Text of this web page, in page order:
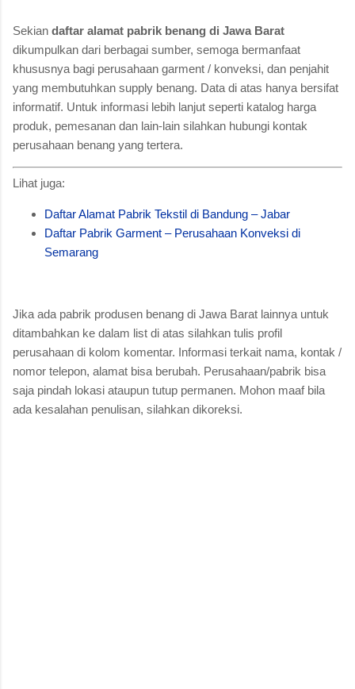
Sekian daftar alamat pabrik benang di Jawa Barat
dikumpulkan dari berbagai sumber, semoga bermanfaat
khususnya bagi perusahaan garment / konveksi, dan penjahit
yang membutuhkan supply benang. Data di atas hanya bersifat
informatif. Untuk informasi lebih lanjut seperti katalog harga
produk, pemesanan dan lain-lain silahkan hubungi kontak
perusahaan benang yang tertera.
Lihat juga:
Daftar Alamat Pabrik Tekstil di Bandung – Jabar
Daftar Pabrik Garment – Perusahaan Konveksi di
Semarang
Jika ada pabrik produsen benang di Jawa Barat lainnya untuk
ditambahkan ke dalam list di atas silahkan tulis profil
perusahaan di kolom komentar. Informasi terkait nama, kontak /
nomor telepon, alamat bisa berubah. Perusahaan/pabrik bisa
saja pindah lokasi ataupun tutup permanen. Mohon maaf bila
ada kesalahan penulisan, silahkan dikoreksi.